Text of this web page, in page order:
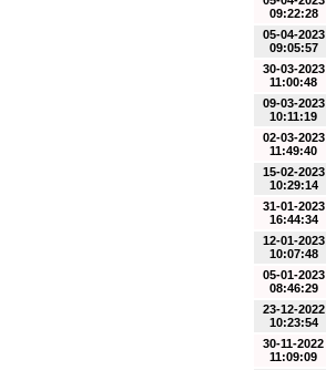
09:22:28
05-04-2023
09:05:57
30-03-2023
11:00:48
09-03-2023
10:11:19
02-03-2023
11:49:40
15-02-2023
10:29:14
31-01-2023
16:44:34
12-01-2023
10:07:48
05-01-2023
08:46:29
23-12-2022
10:23:54
30-11-2022
11:09:09